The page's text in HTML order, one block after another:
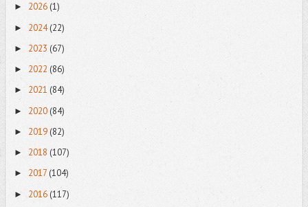
► 2026(1)
► 2024(22)
► 2023 (67)
► 2022 (86)
► 2021 (84)
► 2020(84)
► 2019(82)
► 2018 (107)
► 2017 (104)
► 2016(117)